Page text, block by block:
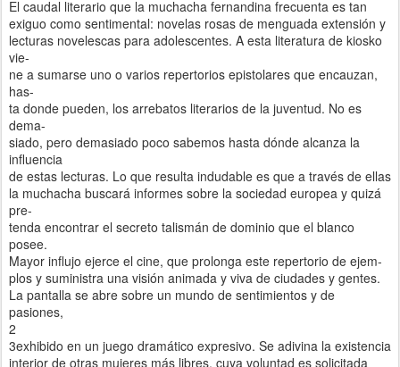
El caudal literario que la muchacha fernandina frecuenta es tan
exiguo como sentimental: novelas rosas de menguada extensión y
lecturas novelescas para adolescentes. A esta literatura de kiosko
vie-
ne a sumarse uno o varios repertorios epistolares que encauzan,
has-
ta donde pueden, los arrebatos literarios de la juventud. No es
dema-
siado, pero demasiado poco sabemos hasta dónde alcanza la
influencia
de estas lecturas. Lo que resulta indudable es que a través de ellas
la muchacha buscará informes sobre la sociedad europea y quizá
pre-
tenda encontrar el secreto talismán de dominio que el blanco
posee.
Mayor influjo ejerce el cine, que prolonga este repertorio de ejem-
plos y suministra una visión animada y viva de ciudades y gentes.
La pantalla se abre sobre un mundo de sentimientos y de
pasiones,
2
3exhibido en un juego dramático expresivo. Se adivina la existencia
interior de otras mujeres más libres, cuya voluntad es solicitada